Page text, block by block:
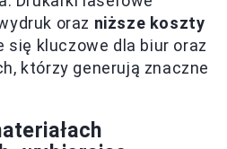
oraz niższe koszty
się kluczowe dla biur oraz
którzy generują znaczne